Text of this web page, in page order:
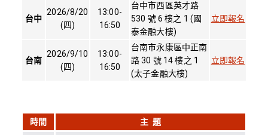
台中
2026/8/20
(四)
13:00-
16:50
台中市西區英才路
530 號 6 樓之 1 (國
泰金融大樓)
立即報名
台南
2026/9/10
(四)
13:00-
16:50
台南市永康區中正南
路 30 號 14 樓之 1
(太子金融大樓)
立即報名
時間
主 題